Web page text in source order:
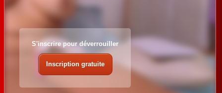
S'inscrire pour déverrouiller
Inscription gratuite